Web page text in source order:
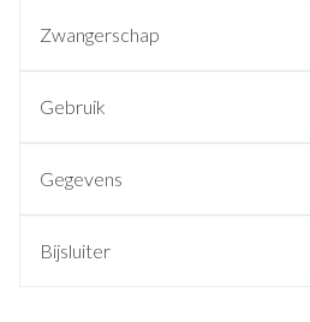
Zwangerschap
Gebruik
Gegevens
Bijsluiter